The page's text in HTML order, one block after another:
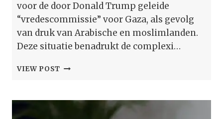
voor de door Donald Trump geleide
“vredescommissie” voor Gaza, als gevolg
van druk van Arabische en moslimlanden.
Deze situatie benadrukt de complexi…
VIEW POST ‘TONY